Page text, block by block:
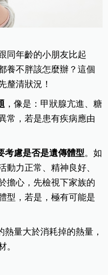
同年齡的小朋友比起
養不胖該怎麼辦？這個
釐清狀況！
，像是：甲狀腺亢進、糖
常，若是患有疾病應由
考慮是否是遺傳體型。如
動力正常、精神良好、
擔心，先檢視下家族的
型，若是，極有可能是
熱量大於消耗掉的熱量，
。